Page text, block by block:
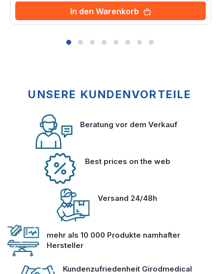
In den Warenkorb
UNSERE KUNDENVORTEILE
Beratung vor dem Verkauf
Best prices on the web
Versand 24/48h
mehr als 10 000 Produkte namhafter
Hersteller
Kundenzufriedenheit Girodmedical